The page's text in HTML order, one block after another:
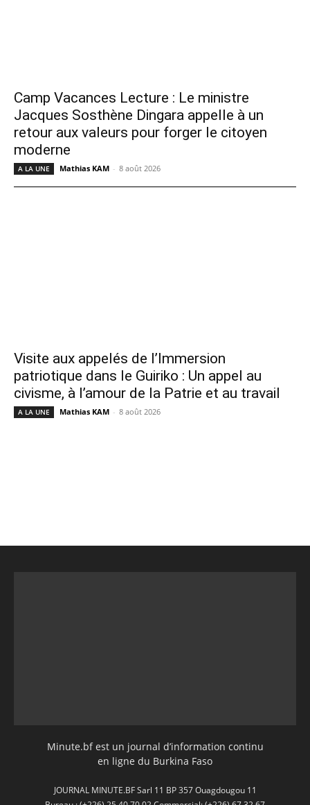
Camp Vacances Lecture : Le ministre
Jacques Sosthène Dingara appelle à un
retour aux valeurs pour forger le citoyen
moderne
A LA UNE Mathias KAM - 8 août 2026
Visite aux appelés de l’Immersion
patriotique dans le Guiriko : Un appel au
civisme, à l’amour de la Patrie et au travail
A LA UNE Mathias KAM - 8 août 2026
Minute.bf est un journal d’information continu
en ligne du Burkina Faso
JOURNAL MINUTE.BF Sarl 11 BP 357 Ouagdougou 11